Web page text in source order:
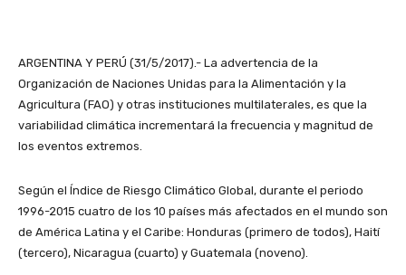
ARGENTINA Y PERÚ (31/5/2017).- La advertencia de la
Organización de Naciones Unidas para la Alimentación y la
Agricultura (FAO) y otras instituciones multilaterales, es que la
variabilidad climática incrementará la frecuencia y magnitud de
los eventos extremos.
Según el Índice de Riesgo Climático Global, durante el periodo
1996-2015 cuatro de los 10 países más afectados en el mundo son
de América Latina y el Caribe: Honduras (primero de todos), Haití
(tercero), Nicaragua (cuarto) y Guatemala (noveno).